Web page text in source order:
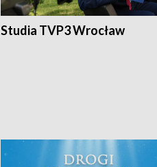
Studia TVP3 Wrocław